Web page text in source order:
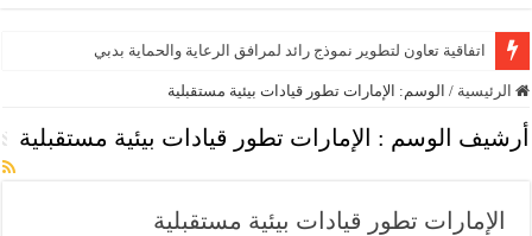
اتفاقية تعاون لتطوير نموذج رائد لمرافق الرعاية والحماية بدبي
الرئيسية / الوسم: الإمارات تطور قيادات بيئية مستقبلية
أرشيف الوسم : الإمارات تطور قيادات بيئية مستقبلية
الإمارات تطور قيادات بيئية مستقبلية